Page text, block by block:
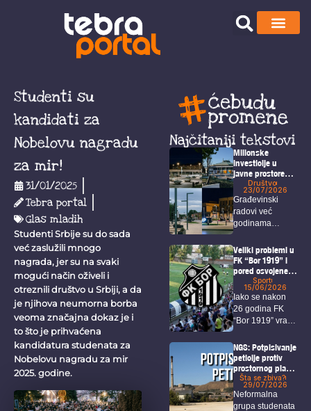
Studenti su
kandidati za
Nobelovu nagradu
za mir!
31/01/2025
Tebra portal
Glas mladih
Studenti Srbije su do sada
već zaslužili mnogo
nagrada, jer su na svaki
mogući način oživeli i
otreznili društvo u Srbiji, a da
je njihova neumorna borba
veoma značajna dokaz je i
to što je prihvaćena
kandidatura studenata za
Nobelovu nagradu za mir
2025. godine.
Najčitaniji tekstovi
Milionske
investicije u
javne prostore
koje Borani jedva
koriste
Društvo
23/07/2026
Građevinski
radovi već
godinama
prepoznatljivu
sliku Bora, a
među...
Veliki problemi u
FK “Bor 1919” i
pored osvojene
titule i ulaska u
veći rang
Sport
15/06/2026
Iako se nakon
26 godina FK
“Bor 1919” vratio
NGS: Potpisivanje
peticije protiv
prostornog plana
i u Boru!
Šta se zbiva?
29/07/2026
Neformalna
grupa studenata